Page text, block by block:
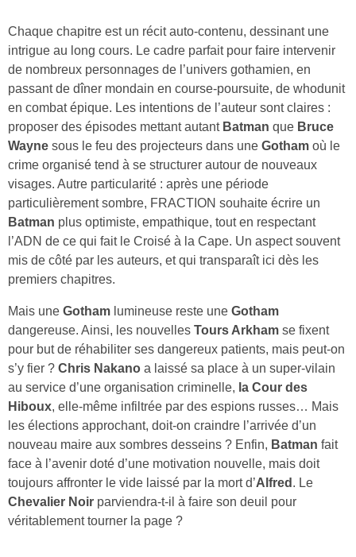
Chaque chapitre est un récit auto‑contenu, dessinant une
intrigue au long cours. Le cadre parfait pour faire intervenir
de nombreux personnages de l’univers gothamien, en
passant de dîner mondain en course‑poursuite, de whodunit
en combat épique. Les intentions de l’auteur sont claires :
proposer des épisodes mettant autant Batman que Bruce
Wayne sous le feu des projecteurs dans une Gotham où le
crime organisé tend à se structurer autour de nouveaux
visages. Autre particularité : après une période
particulièrement sombre, FRACTION souhaite écrire un
Batman plus optimiste, empathique, tout en respectant
l’ADN de ce qui fait le Croisé à la Cape. Un aspect souvent
mis de côté par les auteurs, et qui transparaît ici dès les
premiers chapitres.
Mais une Gotham lumineuse reste une Gotham
dangereuse. Ainsi, les nouvelles Tours Arkham se fixent
pour but de réhabiliter ses dangereux patients, mais peut‑on
s’y fier ? Chris Nakano a laissé sa place à un super‑vilain
au service d’une organisation criminelle, la Cour des
Hiboux, elle‑même infiltrée par des espions russes… Mais
les élections approchant, doit‑on craindre l’arrivée d’un
nouveau maire aux sombres desseins ? Enfin, Batman fait
face à l’avenir doté d’une motivation nouvelle, mais doit
toujours affronter le vide laissé par la mort d’Alfred . Le
Chevalier Noir parviendra‑t‑il à faire son deuil pour
véritablement tourner la page ?